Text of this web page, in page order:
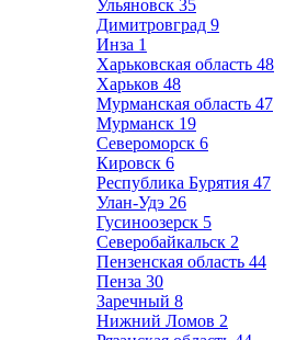
Ульяновск 35
Димитровград 9
Инза 1
Харьковская область 48
Харьков 48
Мурманская область 47
Мурманск 19
Североморск 6
Кировск 6
Республика Бурятия 47
Улан-Удэ 26
Гусиноозерск 5
Северобайкальск 2
Пензенская область 44
Пенза 30
Заречный 8
Нижний Ломов 2